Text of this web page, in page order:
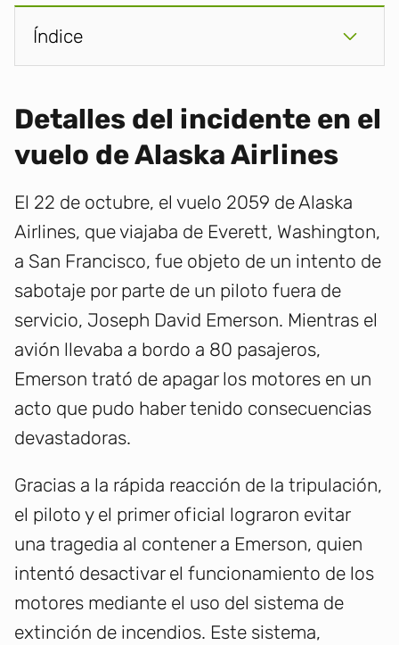
Índice
Detalles del incidente en el
vuelo de Alaska Airlines
El 22 de octubre, el vuelo 2059 de Alaska
Airlines, que viajaba de Everett, Washington,
a San Francisco, fue objeto de un intento de
sabotaje por parte de un piloto fuera de
servicio, Joseph David Emerson. Mientras el
avión llevaba a bordo a 80 pasajeros,
Emerson trató de apagar los motores en un
acto que pudo haber tenido consecuencias
devastadoras.
Gracias a la rápida reacción de la tripulación,
el piloto y el primer oficial lograron evitar
una tragedia al contener a Emerson, quien
intentó desactivar el funcionamiento de los
motores mediante el uso del sistema de
extinción de incendios. Este sistema,